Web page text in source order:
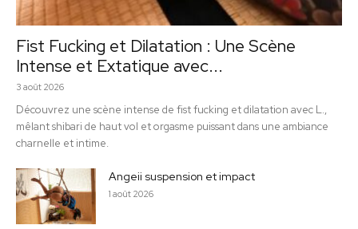
Fist Fucking et Dilatation : Une Scène
Intense et Extatique avec...
3 août 2026
Découvrez une scène intense de fist fucking et dilatation avec L.,
mêlant shibari de haut vol et orgasme puissant dans une ambiance
charnelle et intime.
Angeii suspension et impact
1 août 2026